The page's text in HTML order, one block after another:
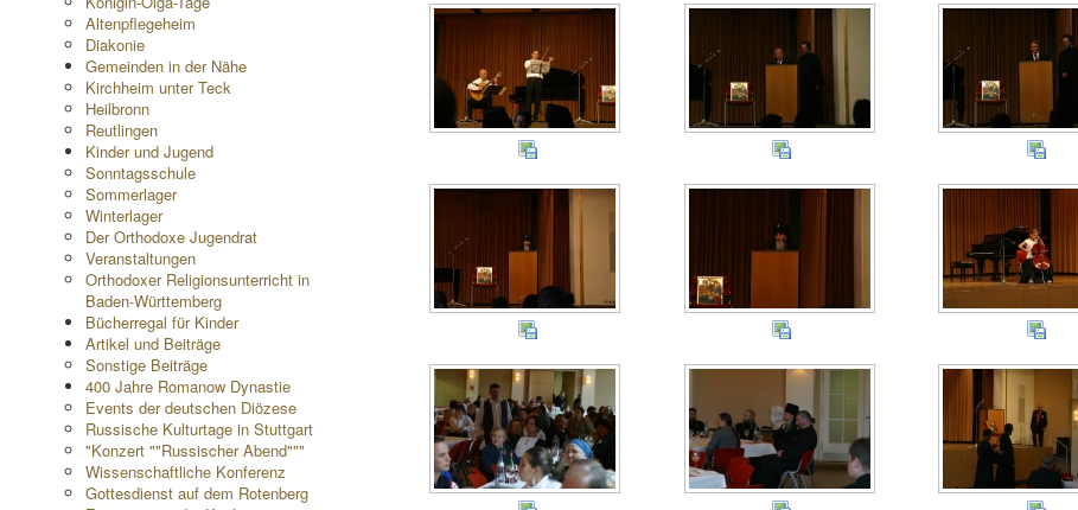
Altenpflegeheim
Diakonie
Gemeinden in der Nähe
Kirchheim unter Teck
Heilbronn
Reutlingen
Kinder und Jugend
Sonntagsschule
Sommerlager
Winterlager
Der Orthodoxe Jugendrat
Veranstaltungen
Orthodoxer Religionsunterricht in
Baden-Württemberg
Bücherregal für Kinder
Artikel und Beiträge
Sonstige Beiträge
400 Jahre Romanow Dynastie
Events der deutschen Diözese
Russische Kulturtage in Stuttgart
"Konzert ""Russischer Abend"""
Wissenschaftliche Konferenz
Gottesdienst auf dem Rotenberg